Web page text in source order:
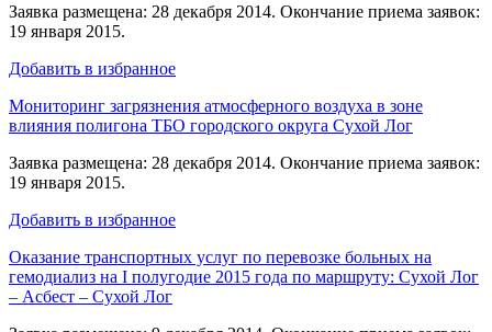
Заявка размещена: 28 декабря 2014. Окончание приема заявок:
19 января 2015.
Добавить в избранное
Мониторинг загрязнения атмосферного воздуха в зоне
влияния полигона ТБО городского округа Сухой Лог
Заявка размещена: 28 декабря 2014. Окончание приема заявок:
19 января 2015.
Добавить в избранное
Оказание транспортных услуг по перевозке больных на
гемодиализ на I полугодие 2015 года по маршруту: Сухой Лог
– Асбест – Сухой Лог